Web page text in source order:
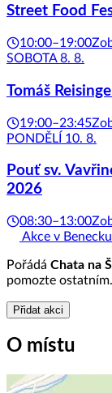
Street Food
10:00–19:00
SOBOTA 8. 8.
Tomáš
19:00–23:45
PONDĚLÍ 10. 8.
Pouť sv.
2026
08:30–13:00
Akce v
Pořádá Chata na
pomozte ostatním.
Přidat akci
O místu